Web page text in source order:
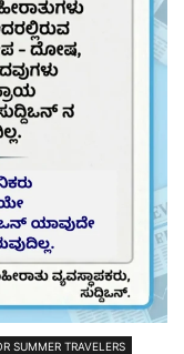
SUMMER TRAVELERS